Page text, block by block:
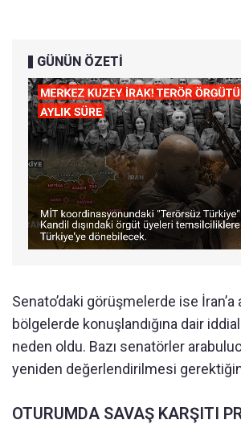
GÜNÜN ÖZETİ
Senato’daki görüşmelerde ise İran’a
bölgelerde konuşlandığına dair
neden oldu. Bazı senatörler
yeniden değerlendirilmesi
OTURUMDA SAVAŞ KARŞITI